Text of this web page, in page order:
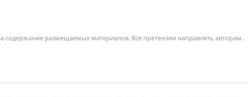
содержание размещаемых материалов. Все претензии направлять авторам.